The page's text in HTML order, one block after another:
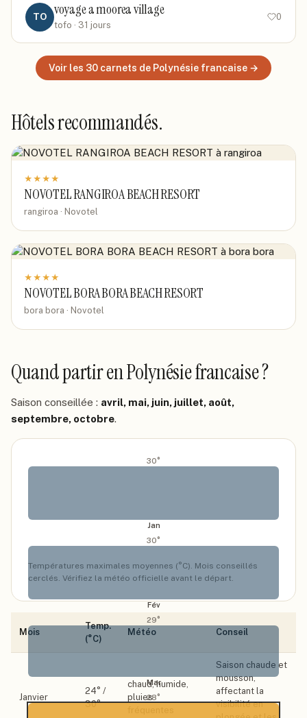
TO voyage a moorea village
tofo · 31 jours
0
Voir les 30 carnets de Polynésie francaise →
Hôtels recommandés.
★ ★ ★ ★
NOVOTEL RANGIROA BEACH RESORT
rangiroa · Novotel
★ ★ ★ ★
NOVOTEL BORA BORA BEACH RESORT
bora bora · Novotel
Quand partiren Polynésie francaise?
Saison conseillée : avril, mai, juin, juillet, août,
septembre, octobre.
30°
Jan
30°
Fév
29°
Mar
28°
Températures maximales moyennes (°C). Mois conseillés
cerclés. Vérifiez la météo officielle avant le départ.
Mois
Temp.
(°C)
Météo Conseil
Janvier
24° /
30°
chaud, humide,
pluies
Saison chaude et
mousson,
affectant la
visibilité en